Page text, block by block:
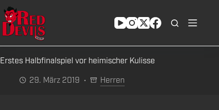
Zum
Inhalt
springen
Erstes Halbfinalspiel vor heimischer Kulisse
29. März 2019
Herren